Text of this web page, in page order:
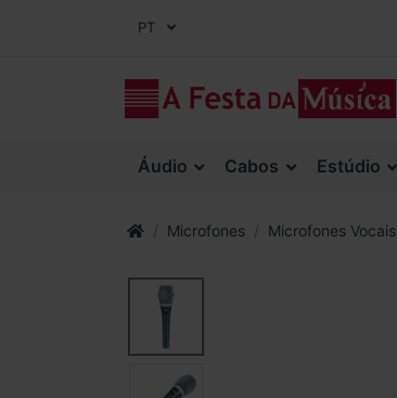
PT
Áudio Cabos Estúdio
Microfones Microfones Vocais